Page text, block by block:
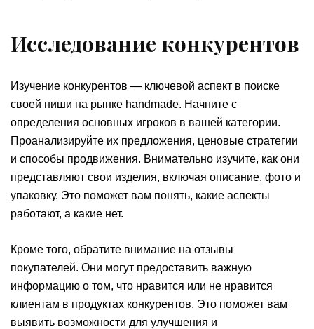
Исследование конкурентов
Изучение конкурентов — ключевой аспект в поиске
своей ниши на рынке handmade. Начните с
определения основных игроков в вашей категории.
Проанализируйте их предложения, ценовые стратегии
и способы продвижения. Внимательно изучите, как они
представляют свои изделия, включая описание, фото и
упаковку. Это поможет вам понять, какие аспекты
работают, а какие нет.
Кроме того, обратите внимание на отзывы
покупателей. Они могут предоставить важную
информацию о том, что нравится или не нравится
клиентам в продуктах конкурентов. Это поможет вам
выявить возможности для улучшения и